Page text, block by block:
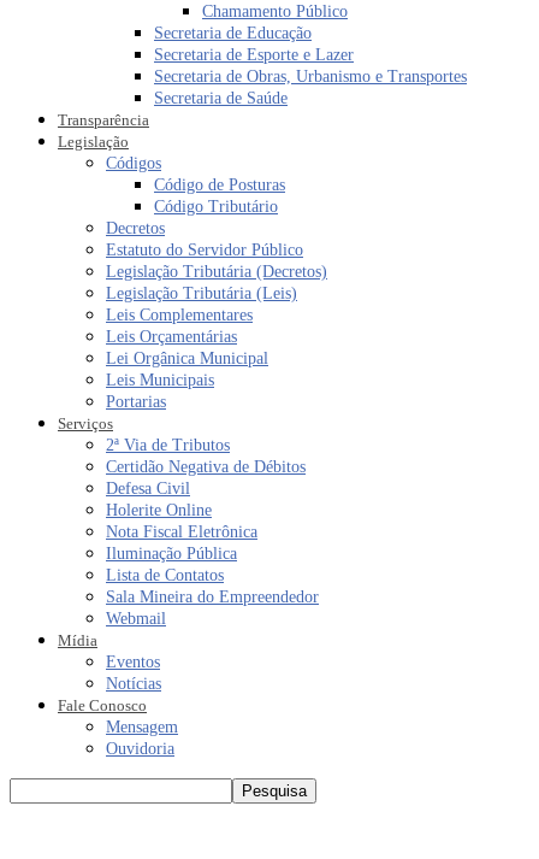
Chamamento Público
Secretaria de Educação
Secretaria de Esporte e Lazer
Secretaria de Obras, Urbanismo e Transportes
Secretaria de Saúde
Transparência
Legislação
Códigos
Código de Posturas
Código Tributário
Decretos
Estatuto do Servidor Público
Legislação Tributária (Decretos)
Legislação Tributária (Leis)
Leis Complementares
Leis Orçamentárias
Lei Orgânica Municipal
Leis Municipais
Portarias
Serviços
2ª Via de Tributos
Certidão Negativa de Débitos
Defesa Civil
Holerite Online
Nota Fiscal Eletrônica
Iluminação Pública
Lista de Contatos
Sala Mineira do Empreendedor
Webmail
Mídia
Eventos
Notícias
Fale Conosco
Mensagem
Ouvidoria